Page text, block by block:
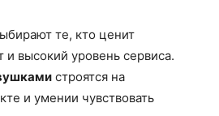
те, кто ценит
и высокий уровень сервиса.
строятся на
и умении чувствовать